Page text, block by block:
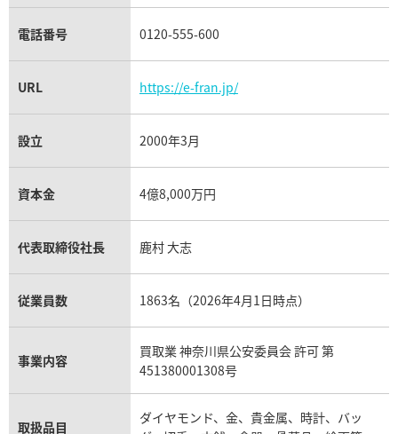
電話番号 0120-555-600
URL https://e-fran.jp/
設立 2000年3月
資本金 4億8,000万円
代表取締役社長 鹿村 大志
従業員数 1863名（2026年4月1日時点）
事業内容
買取業 神奈川県公安委員会 許可 第
451380001308号
取扱品目
ダイヤモンド、金、貴金属、時計、バッ